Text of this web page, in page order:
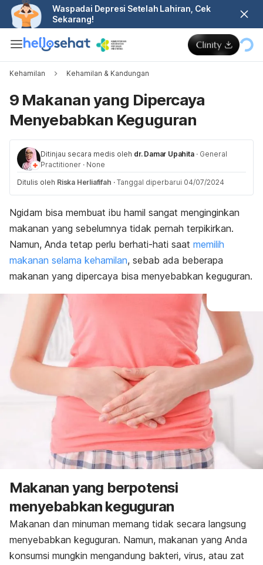
Waspadai Depresi Setelah Lahiran, Cek
Sekarang!
Kehamilan Kehamilan & Kandungan
9 Makanan yang Dipercaya
Menyebabkan Keguguran
Ditinjau secara medis oleh dr. Damar Upahita · General
Practitioner · None
Ditulis oleh Riska Herliafifah · Tanggal diperbarui 04/07/2024
Ngidam bisa membuat ibu hamil sangat menginginkan
makanan yang sebelumnya tidak pernah terpikirkan.
Namun, Anda tetap perlu berhati-hati saat memilih
makanan selama kehamilan, sebab ada beberapa
makanan yang dipercaya bisa menyebabkan keguguran.
Makanan yang berpotensi
menyebabkan keguguran
Makanan dan minuman memang tidak secara langsung
menyebabkan keguguran. Namun, makanan yang Anda
konsumsi mungkin mengandung bakteri, virus, atau zat